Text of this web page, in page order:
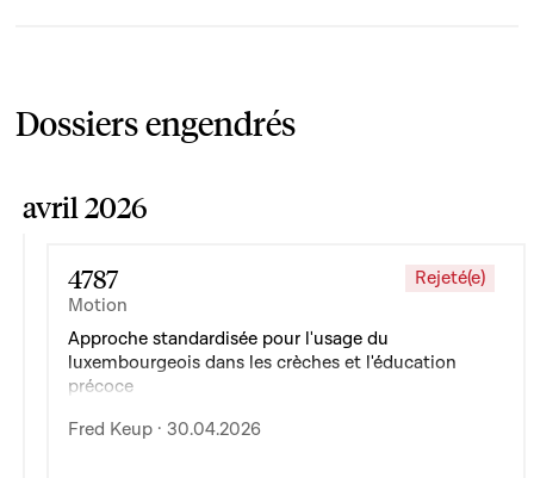
Dossiers engendrés
avril 2026
4787
Motion
Rejeté(e)
Approche standardisée pour l'usage du
luxembourgeois dans les crèches et l'éducation
précoce
Fred Keup · 30.04.2026